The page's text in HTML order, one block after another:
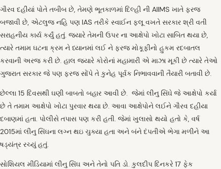
ગૌરવ દહીંયાં પોતે તબીબ છે, તેમણે ભૂતકાળમાં દિલ્હી ની AIIMS ખાતે ફરજ
બજાવી છે, એટલુજ નહિ પણ IAS તરીકે સ્વાઈન ફલૂ વખતે સરકાર શ્રી વતી
સરાહનીય કાર્ય કર્યું હતું. જ્યારે તેમની ઉપર ના આક્ષેપો ખોટા સાબિત થયા છે,
ત્યારે તમામ ઘટના ક્રમ ને ધ્યાનમાં લઈ ને ફરજ મોકૂફીનો હુકમ રદબાતલ
કરવાની અરજ કરી છે. હાલ જયારે કોરોનાં મહામારી એ માઝા મૂકી છે ત્યારે તેઓ
ગુજરાત સરકાર જે પણ ફરજ સોંપે તે કુનેહ પૂર્વક નિભાવવાની તૈયારી બતાવી છે.
છેલ્લા 15 દિવસથી ઘણી બાબતો બહાર આવી છે. જેમાં લીનુ સિંઘે જે આક્ષેપો કર્યા
છે તે તમામ આક્ષેપો ખોટા પુરવાર થયા છે. આવા આક્ષેપોને લઈને ગૌરવ દહીયા
દબાણમાં હતા. પોલીસે તપાસ પણ કરી હતી. જેમાં ખુલાસો થયો હતો કે, વર્ષ
2015માં લીનુ સિંઘના લગ્ન થઇ ચુક્યા હતા અને બંને દંપતીએ ભેગા મળીને આ
ષડ્યંત્ર રચ્યું હતું.
સોશિયલ મીડિયામાં લીનુ સિંઘ અને તેનો પતિ ડો. કુલદીપ દિનકરે 17 ફેક